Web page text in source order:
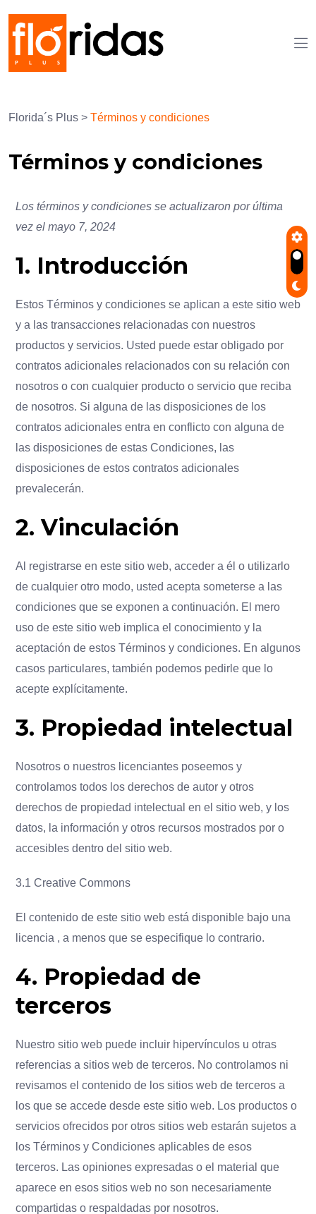
Florida´s Plus > Términos y condiciones
Términos y condiciones
Los términos y condiciones se actualizaron por última
vez el mayo 7, 2024
1. Introducción
Estos Términos y condiciones se aplican a este sitio web
y a las transacciones relacionadas con nuestros
productos y servicios. Usted puede estar obligado por
contratos adicionales relacionados con su relación con
nosotros o con cualquier producto o servicio que reciba
de nosotros. Si alguna de las disposiciones de los
contratos adicionales entra en conflicto con alguna de
las disposiciones de estas Condiciones, las
disposiciones de estos contratos adicionales
prevalecerán.
2. Vinculación
Al registrarse en este sitio web, acceder a él o utilizarlo
de cualquier otro modo, usted acepta someterse a las
condiciones que se exponen a continuación. El mero
uso de este sitio web implica el conocimiento y la
aceptación de estos Términos y condiciones. En algunos
casos particulares, también podemos pedirle que lo
acepte explícitamente.
3. Propiedad intelectual
Nosotros o nuestros licenciantes poseemos y
controlamos todos los derechos de autor y otros
derechos de propiedad intelectual en el sitio web, y los
datos, la información y otros recursos mostrados por o
accesibles dentro del sitio web.
3.1 Creative Commons
El contenido de este sitio web está disponible bajo una
licencia , a menos que se especifique lo contrario.
4. Propiedad de
terceros
Nuestro sitio web puede incluir hipervínculos u otras
referencias a sitios web de terceros. No controlamos ni
revisamos el contenido de los sitios web de terceros a
los que se accede desde este sitio web. Los productos o
servicios ofrecidos por otros sitios web estarán sujetos a
los Términos y Condiciones aplicables de esos
terceros. Las opiniones expresadas o el material que
aparece en esos sitios web no son necesariamente
compartidas o respaldadas por nosotros.